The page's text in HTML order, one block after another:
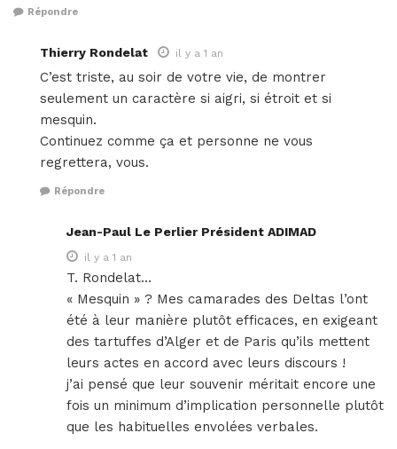
Répondre
Thierry Rondelat il y a 1 an
C’est triste, au soir de votre vie, de montrer
seulement un caractère si aigri, si étroit et si
mesquin.
Continuez comme ça et personne ne vous
regrettera, vous.
Répondre
Jean-Paul Le Perlier Président ADIMAD
il y a 1 an
T. Rondelat…
« Mesquin » ? Mes camarades des Deltas l’ont
été à leur manière plutôt efficaces, en exigeant
des tartuffes d’Alger et de Paris qu’ils mettent
leurs actes en accord avec leurs discours !
j’ai pensé que leur souvenir méritait encore une
fois un minimum d’implication personnelle plutôt
que les habituelles envolées verbales.